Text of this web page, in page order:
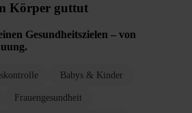
Körper guttut
Gesundheitszielen – von
Babys & Kinder
Frauengesundheit